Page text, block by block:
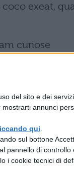
del sito e dei
annunci
qui
sul bottone
pannello di controllo
i cookie tecnici di
exeat,
curiose
mala
sella se et
lavari